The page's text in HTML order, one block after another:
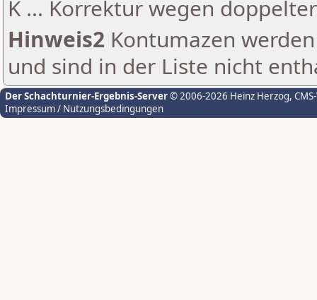
K ... Korrektur wegen
Hinweis2 Kontumazen
und sind in der Liste nicht
Der Schachturnier-Ergebnis-Server© 2006-2026 Heinz Herzog,
Impressum / Nutzungsbedingungen